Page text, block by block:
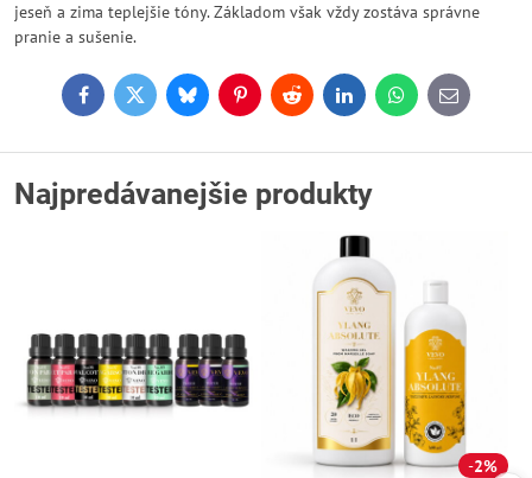
jeseň a zima teplejšie tóny. Základom však vždy zostáva správne
pranie a sušenie.
FacebookTwitterBlueskyPinterestReddit LinkedInWhatsApp
E-
mail
Najpredávanejšie produkty
2%